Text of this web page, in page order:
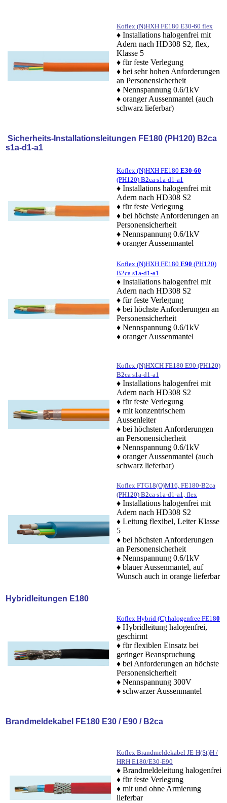
Koflex (N)HXH FE180 E30-60 flex
♦ Installations halogenfrei mit
Adern nach HD308 S2, flex,
Klasse 5
♦ für feste Verlegung
♦ bei sehr hohen Anforderungen
an Personensicherheit
♦ Nennspannung 0.6/1kV
♦ oranger Aussenmantel (auch
schwarz lieferbar)
Sicherheits-Installationsleitungen FE180 (PH120) B2ca
s1a-d1-a1
Koflex (N)HXH FE180 E30-60
(PH120) B2ca s1a-d1-a1
♦ Installations halogenfrei mit
Adern nach HD308 S2
♦ für feste Verlegung
♦ bei höchste Anforderungen an
Personensicherheit
♦ Nennspannung 0.6/1kV
♦ oranger Aussenmantel
Koflex (N)HXH FE180 E90 (PH120)
B2ca s1a-d1-a1
♦ Installations halogenfrei mit
Adern nach HD308 S2
♦ für feste Verlegung
♦ bei höchste Anforderungen an
Personensicherheit
♦ Nennspannung 0.6/1kV
♦ oranger Aussenmantel
Koflex (N)HXCH FE180 E90 (PH120)
B2ca s1a-d1-a1
♦ Installations halogenfrei mit
Adern nach HD308 S2
♦ für feste Verlegung
♦ mit konzentrischem
Aussenleiter
♦ bei höchsten Anforderungen
an Personensicherheit
♦ Nennspannung 0.6/1kV
♦ oranger Aussenmantel (auch
schwarz lieferbar)
Koflex FTG18(O)M16, FE180-B2ca
(PH120) B2ca s1a-d1-a1, flex
♦ Installations halogenfrei mit
Adern nach HD308 S2
♦ Leitung flexibel, Leiter Klasse
5
♦ bei höchsten Anforderungen
an Personensicherheit
♦ Nennspannung 0.6/1kV
♦ blauerAussenmantel, auf
Wunsch auch in orange lieferbar
Hybridleitungen E180
Koflex Hybrid (C) halogenfree FE180
♦ Hybridleitung halogenfrei,
geschirmt
♦ für flexiblen Einsatz bei
geringer Beanspruchung
♦ bei Anforderungen an höchste
Personensicherheit
♦ Nennspannung 300V
♦ schwarzer Aussenmantel
Brandmeldekabel FE180 E30 / E90 / B2ca
Koflex Brandmeldekabel JE-H(St)H /
HRH E180/E30-E90
♦ Brandmeldeleitung halogenfrei
♦ für feste Verlegung
♦ mit und ohne Armierung
lieferbar